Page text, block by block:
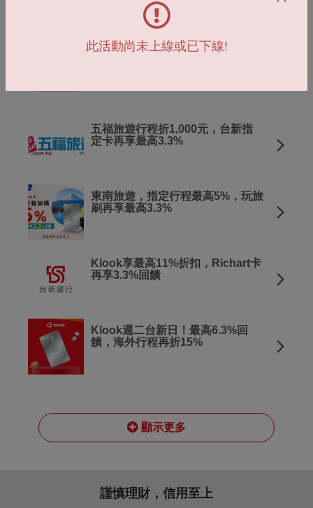
Richart卡再享最高2%
五福旅遊行程折1,000元，台新指
定卡再享最高3.3%
東南旅遊，指定行程最高5%，玩旅
刷再享最高3.3%
Klook享最高11%折扣，Richart卡
再享3.3%回饋
Klook週二台新日！最高6.3%回
饋，海外行程再折15%
顯示更多
此活動尚未上線或已下線!
謹慎理財，信用至上